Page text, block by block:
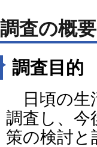
調査の概要
調査目的
日頃の生
調査し、今
策の検討と